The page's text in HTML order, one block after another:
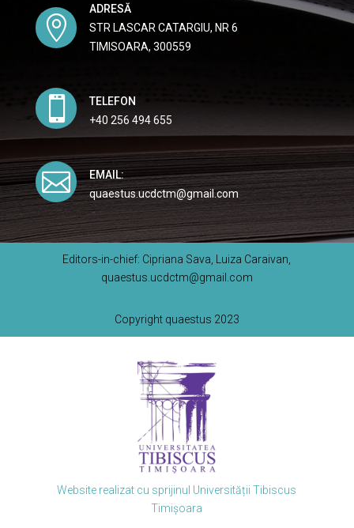

ADRESĂ
STR LASCAR CATARGIU, NR 6
TIMISOARA, 300559

TELEFON
+40 256 494 655

EMAIL:
quaestus.ucdctm@gmail.com
Editors-in-chief: Cipriana Sava, Luiza Caraivan,
quaestus.ucdctm@gmail.com
Copyright quaestus 2023
Website realizat cu sprijinul Universității Tibiscus
Timișoara